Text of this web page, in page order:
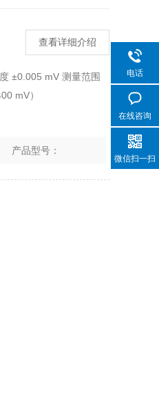
查看详细介绍
±0.005 mV 测量范围
mV）
产品型号：
电话
在线咨询
微信扫一扫